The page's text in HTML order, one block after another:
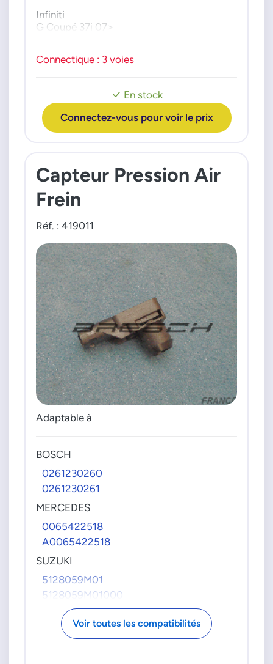
En stock
Connectez-vous pour voir le prix
Infiniti
G Coupé 37i 07>
Connectique : 3 voies
Capteur Pression Air
Frein
Réf. : 419011
Adaptable à
BOSCH
0261230260
0261230261
MERCEDES
0065422518
A0065422518
SUZUKI
5128059M01
5128059M01000
VAG GROUPE
2E0907271E
Voir toutes les compatibilités